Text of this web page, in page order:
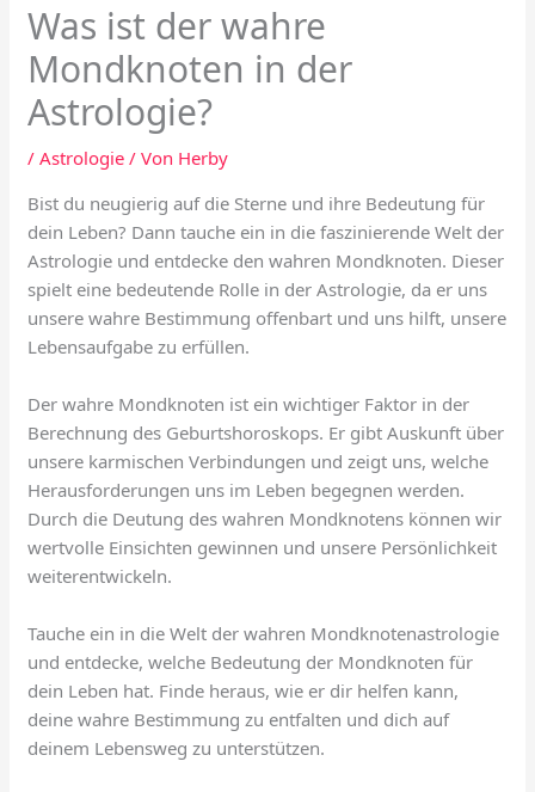
Was ist der wahre
Mondknoten in der
Astrologie?
/Astrologie / Von Herby
Bist du neugierig auf die Sterne und ihre Bedeutung für
dein Leben? Dann tauche ein in die faszinierende Welt der
Astrologie und entdecke den wahren Mondknoten. Dieser
spielt eine bedeutende Rolle in der Astrologie, da er uns
unsere wahre Bestimmung offenbart und uns hilft, unsere
Lebensaufgabe zu erfüllen.
Der wahre Mondknoten ist ein wichtiger Faktor in der
Berechnung des Geburtshoroskops. Er gibt Auskunft über
unsere karmischen Verbindungen und zeigt uns, welche
Herausforderungen uns im Leben begegnen werden.
Durch die Deutung des wahren Mondknotens können wir
wertvolle Einsichten gewinnen und unsere Persönlichkeit
weiterentwickeln.
Tauche ein in die Welt der wahren Mondknotenastrologie
und entdecke, welche Bedeutung der Mondknoten für
dein Leben hat. Finde heraus, wie er dir helfen kann,
deine wahre Bestimmung zu entfalten und dich auf
deinem Lebensweg zu unterstützen.